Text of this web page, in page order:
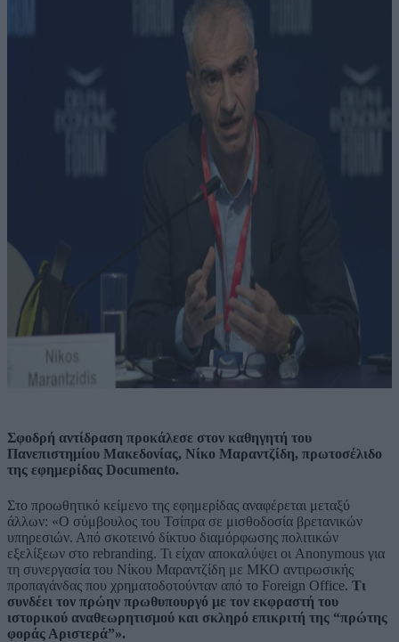
Σφοδρή αντίδραση προκάλεσε στον καθηγητή του
Πανεπιστημίου Μακεδονίας, Νίκο Μαραντζίδη, πρωτοσέλιδο
της εφημερίδας Documento.
Στο προωθητικό κείμενο της εφημερίδας αναφέρεται μεταξύ
άλλων: «Ο σύμβουλος του Τσίπρα σε μισθοδοσία βρετανικών
υπηρεσιών. Από σκοτεινό δίκτυο διαμόρφωσης πολιτικών
εξελίξεων στο rebranding. Τι είχαν αποκαλύψει οι Anonymous για
τη συνεργασία του Νίκου Μαραντζίδη με ΜΚΟ αντιρωσικής
προπαγάνδας που χρηματοδοτούνταν από το Foreign Office. Τι
συνδέει τον πρώην πρωθυπουργό με τον εκφραστή του
ιστορικού αναθεωρητισμού και σκληρό επικριτή της “πρώτης
φοράς Αριστερά”».